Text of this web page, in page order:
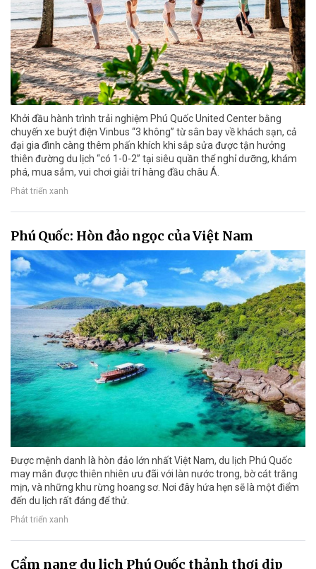
Khởi đầu hành trình trải nghiệm Phú Quốc United Center bằng
chuyến xe buýt điện Vinbus “3 không” từ sân bay về khách sạn, cả
đại gia đình càng thêm phấn khích khi sắp sửa được tận hưởng
thiên đường du lịch “có 1-0-2” tại siêu quần thể nghỉ dưỡng, khám
phá, mua sắm, vui chơi giải trí hàng đầu châu Á.
Phát triển xanh
Phú Quốc: Hòn đảo ngọc của Việt Nam
Được mệnh danh là hòn đảo lớn nhất Việt Nam, du lịch Phú Quốc
may mắn được thiên nhiên ưu đãi với làn nước trong, bờ cát trắng
mịn, và những khu rừng hoang sơ. Nơi đây hứa hẹn sẽ là một điểm
đến du lịch rất đáng để thử.
Phát triển xanh
Cẩm nang du lịch Phú Quốc thảnh thơi dịp